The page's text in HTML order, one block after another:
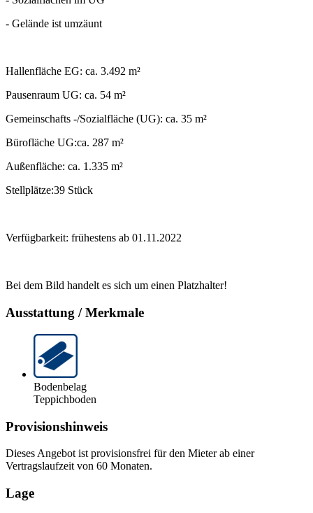
- Gelände ist umzäunt
Hallenfläche EG: ca. 3.492 m²
Pausenraum UG: ca. 54 m²
Gemeinschafts -/Sozialfläche (UG): ca. 35 m²
Bürofläche UG:ca. 287 m²
Außenfläche: ca. 1.335 m²
Stellplätze:39 Stück
Verfügbarkeit: frühestens ab 01.11.2022
Bei dem Bild handelt es sich um einen Platzhalter!
Ausstattung / Merkmale
Bodenbelag
Teppichboden
Provisionshinweis
Dieses Angebot ist provisionsfrei für den Mieter ab einer
Vertragslaufzeit von 60 Monaten.
Lage